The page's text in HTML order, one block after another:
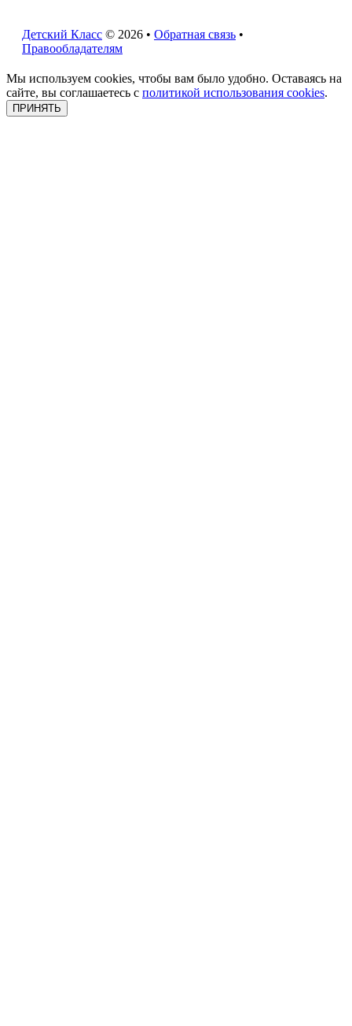
Детский Класс © 2026 • Обратная связь •
Правообладателям
Мы используем cookies, чтобы вам было удобно. Оставаясь на
сайте, вы соглашаетесь с политикой использования cookies.
ПРИНЯТЬ